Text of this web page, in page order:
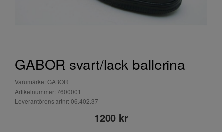
GABOR svart/lack ballerina
Varumärke: GABOR
Artikelnummer: 7600001
Leverantörens artnr: 06.402.37
1200 kr